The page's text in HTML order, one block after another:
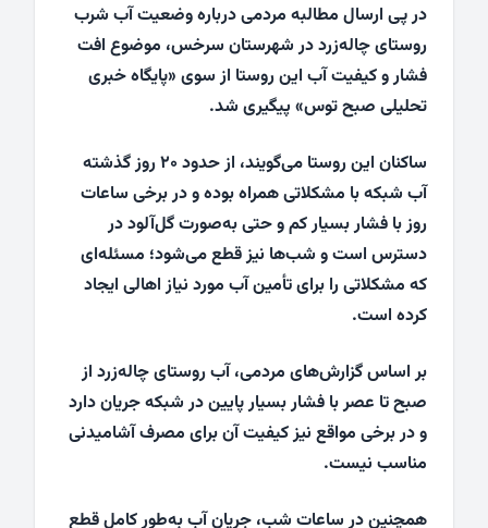
در پی ارسال مطالبه مردمی درباره وضعیت آب شرب
روستای چاله‌زرد در شهرستان سرخس، موضوع افت
فشار و کیفیت آب این روستا از سوی «پایگاه خبری
تحلیلی صبح توس» پیگیری شد.
ساکنان این روستا می‌گویند، از حدود ۲۰ روز گذشته
آب شبکه با مشکلاتی همراه بوده و در برخی ساعات
روز با فشار بسیار کم و حتی به‌صورت گل‌آلود در
دسترس است و شب‌ها نیز قطع می‌شود؛ مسئله‌ای
که مشکلاتی را برای تأمین آب مورد نیاز اهالی ایجاد
کرده است.
بر اساس گزارش‌های مردمی، آب روستای چاله‌زرد از
صبح تا عصر با فشار بسیار پایین در شبکه جریان دارد
و در برخی مواقع نیز کیفیت آن برای مصرف آشامیدنی
مناسب نیست.
همچنین در ساعات شب، جریان آب به‌طور کامل قطع